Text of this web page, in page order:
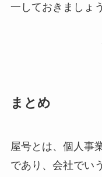
一しておきましょう
まとめ
屋号とは、個人事
であり、会社でい